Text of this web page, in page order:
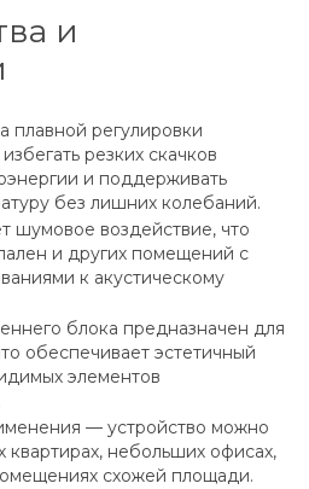
и
плавной регулировки
резких скачков
и поддерживать
без лишних колебаний.
шумовое воздействие, что
и других помещений с
к акустическому
блока предназначен для
обеспечивает эстетичный
элементов
— устройство можно
квартирах, небольших офисах,
схожей площади.